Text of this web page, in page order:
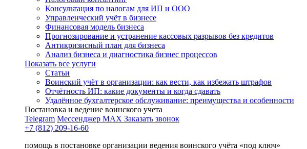
Консультация по налогам для ИП и ООО
Управленческий учёт в бизнесе
Финансовая модель бизнеса
Прогнозирование и устранение кассовых разрывов без кредитов
Антикризисный план для бизнеса
Анализ бизнеса и диагностика бизнес процессов
Показать все услуги
Статьи
Воинский учёт в организации: как вести, как избежать штрафов
Отчётность ИП: какие документы и когда сдавать
Удалённое бухгалтерское обслуживание: преимущества и особенности
Постановка и ведение воинского учета
Telegram Мессенджер MAX Заказать звонок
+7 (812) 209-16-60
помощь в постановке организации ведения воинского учёта «под ключ»